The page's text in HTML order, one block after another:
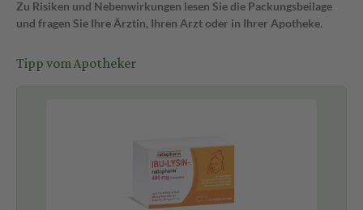
Zu Risiken und Nebenwirkungen lesen Sie die Packungsbeilage
und fragen Sie Ihre Ärztin, Ihren Arzt oder in Ihrer Apotheke.
Tipp vom Apotheker